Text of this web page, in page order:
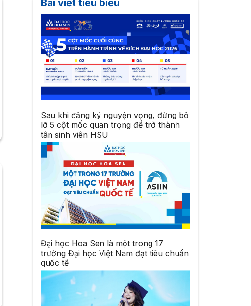
Bài viết tiêu biểu
Sau khi đăng ký nguyện vọng, đừng bỏ
lỡ 5 cột mốc quan trọng để trở thành
tân sinh viên HSU
Đại học Hoa Sen là một trong 17
trường Đại học Việt Nam đạt tiêu chuẩn
quốc tế